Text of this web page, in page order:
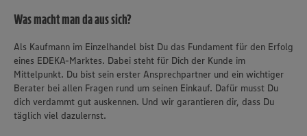
Was macht man da aus sich?
Als Kaufmann im Einzelhandel bist Du das Fundament für den Erfolg
eines EDEKA-Marktes. Dabei steht für Dich der Kunde im
Mittelpunkt. Du bist sein erster Ansprechpartner und ein wichtiger
Berater bei allen Fragen rund um seinen Einkauf. Dafür musst Du
dich verdammt gut auskennen. Und wir garantieren dir, dass Du
täglich viel dazulernst.